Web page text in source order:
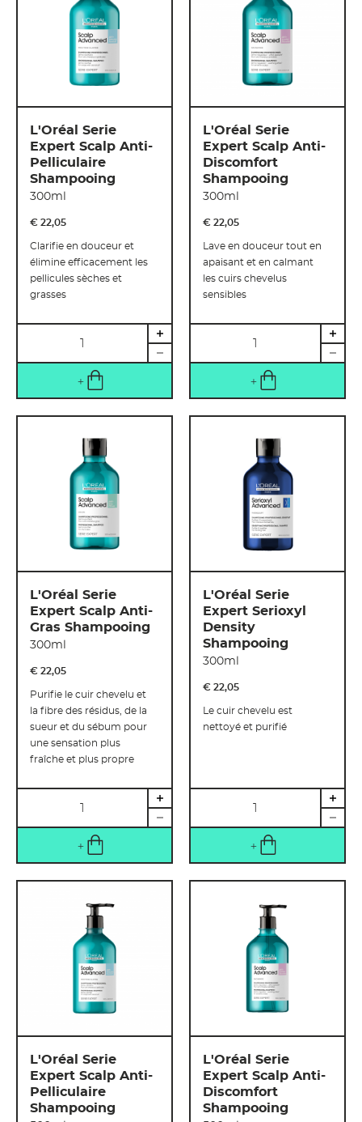
L'Oréal Serie
Expert Scalp Anti-
Pelliculaire
Shampooing
300ml
€ 22,05
Clarifie en douceur et
élimine efficacement les
pellicules sèches et
grasses
L'Oréal Serie
Expert Scalp Anti-
Discomfort
Shampooing
300ml
€ 22,05
Lave en douceur tout en
apaisant et en calmant
les cuirs chevelus
sensibles
L'Oréal Serie
Expert Scalp Anti-
Gras Shampooing
300ml
€ 22,05
Purifie le cuir chevelu et
la fibre des résidus, de la
sueur et du sébum pour
une sensation plus
fraîche et plus propre
L'Oréal Serie
Expert Serioxyl
Density
Shampooing
300ml
€ 22,05
Le cuir chevelu est
nettoyé et purifié
L'Oréal Serie
Expert Scalp Anti-
Pelliculaire
Shampooing
L'Oréal Serie
Expert Scalp Anti-
Discomfort
Shampooing